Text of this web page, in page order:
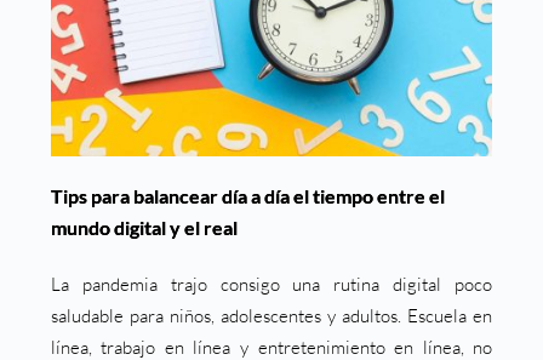
Tips para balancear día a día el tiempo entre el
mundo digital y el real
La pandemia trajo consigo una rutina digital poco
saludable para niños, adolescentes y adultos. Escuela en
línea, trabajo en línea y entretenimiento en línea, no